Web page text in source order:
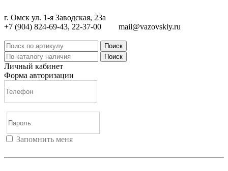
г. Омск ул. 1-я Заводская, 23а
+7 (904) 824-69-43, 22-37-00
mail@vazovskiy.ru
Поиск
Поиск
Личный кабинет
Форма авторизации
Запомнить меня